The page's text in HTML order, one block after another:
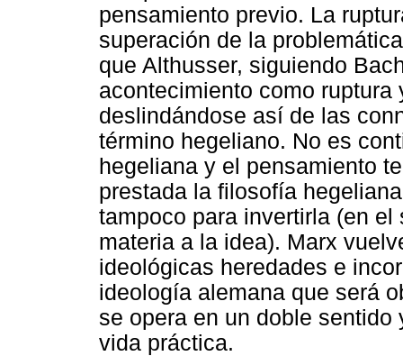
pensamiento previo. La
superación de la
que Althusser, siguiendo
acontecimiento como ruptura
deslindándose así de las
término hegeliano. No es
hegeliana y el pensamiento
prestada la filosofía
tampoco para invertirla (en
materia a la idea). Marx
ideológicas heredades e
ideología alemana que será
se opera en un doble
vida práctica.